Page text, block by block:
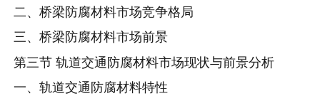
二、桥梁防腐材料市场竞争格局
三、桥梁防腐材料市场前景
第三节 轨道交通防腐材料市场现状与前景分析
一、轨道交通防腐材料特性